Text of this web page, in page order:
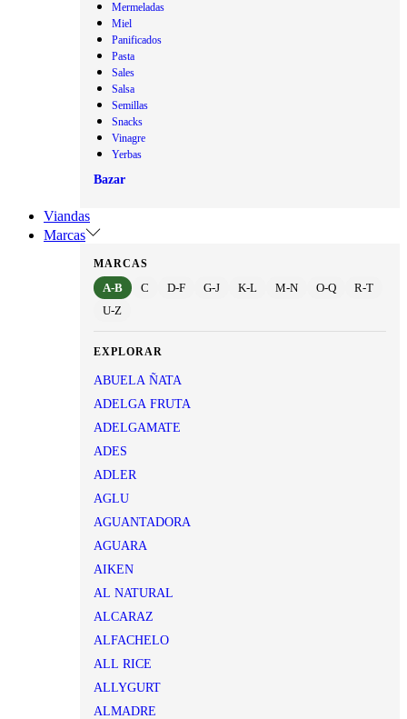
Mermeladas
Miel
Panificados
Pasta
Sales
Salsa
Semillas
Snacks
Vinagre
Yerbas
Bazar
Viandas
Marcas
MARCAS
A-B C D-F G-J K-L M-N O-Q
R-T
U-Z
EXPLORAR
ABUELA ÑATA
ADELGA FRUTA
ADELGAMATE
ADES
ADLER
AGLU
AGUANTADORA
AGUARA
AIKEN
AL NATURAL
ALCARAZ
ALFACHELO
ALL RICE
ALLYGURT
ALMADRE